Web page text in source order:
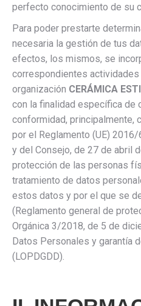
perfecto conocimiento de su
Para poder prestarte
necesaria la gestión de tus
efectos, los mismos, se
correspondientes
organización CERÁMICA
con la finalidad específica de
conformidad, principalmente,
por el Reglamento (UE)
y del Consejo, de 27 de abril
protección de las personas
tratamiento de datos
estos datos y por el que se
(Reglamento general de
Orgánica 3/2018, de 5 de
Datos Personales y garantía
(LOPDGDD).